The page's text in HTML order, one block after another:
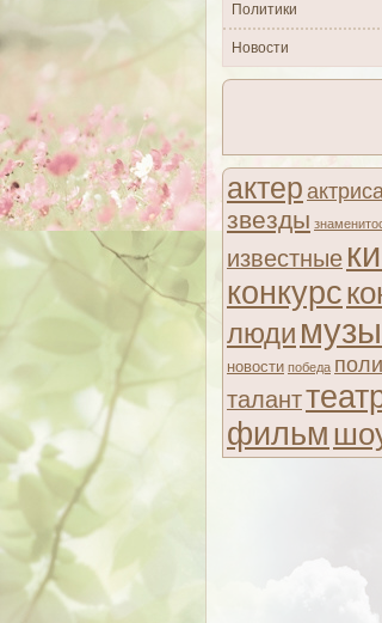
Политики
Новости
актер
звезды
известные
конкурс
люди
новости победа
талант
фильм